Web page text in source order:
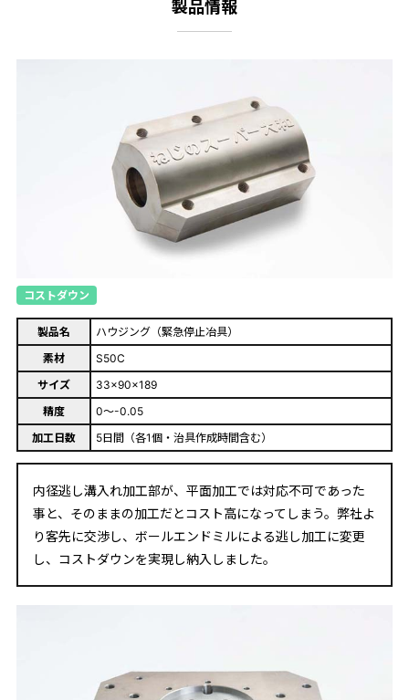
製品情報
コストダウン
製品名
ハウジング（緊急停止冶具）
素材
S50C
サイズ
33×90×189
精度
0～-0.05
加工日数
5日間（各1個・治具作成時間含む）
内径逃し溝入れ加工部が、平面加工では対応不可であった
事と、そのままの加工だとコスト高になってしまう。弊社よ
り客先に交渉し、ボールエンドミルによる逃し加工に変更
し、コストダウンを実現し納入しました。